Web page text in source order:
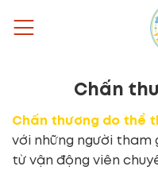
qua
Chấn
Chấn thương do thể
với những người
từ vận động viên